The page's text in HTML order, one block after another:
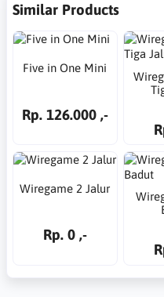
Similar Products
Five in One Mini
Rp. 126.000 ,-
Wiregame 2 Jalur
Rp. 0 ,-